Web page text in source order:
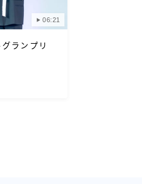
06:21
ランプリ